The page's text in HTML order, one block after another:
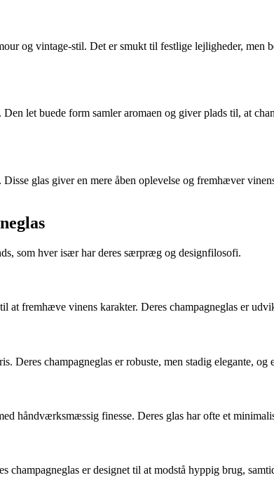
og vintage-stil. Det er smukt til festlige lejligheder,
let buede form samler aromaen og giver plads til, at
glas giver en mere åben oplevelse og fremhæver
som hver især har deres særpræg og designfilosofi.
at fremhæve vinens karakter. Deres champagneglas er
Deres champagneglas er robuste, men stadig elegante,
håndværksmæssig finesse. Deres glas har ofte et
champagneglas er designet til at modstå hyppig brug,